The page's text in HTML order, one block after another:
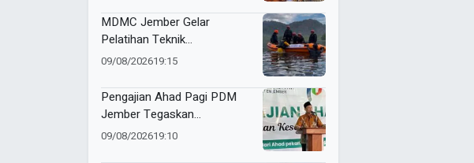
MDMC Jember Gelar
Pelatihan Teknik
Penyelamatan di Air Perkuat
Muhammadiyah
09/08/202619:15
Pengajian Ahad Pagi PDM
Jember Tegaskan
Pentingnya Keunggulan
09/08/202619:10